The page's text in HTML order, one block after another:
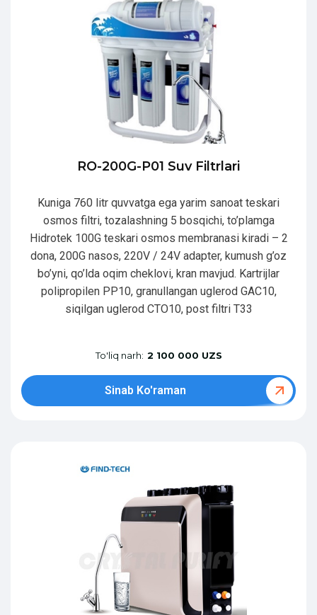
RO-200G-P01 Suv Filtrlari
Kuniga 760 litr quvvatga ega yarim sanoat teskari
osmos filtri, tozalashning 5 bosqichi, to’plamga
Hidrotek 100G teskari osmos membranasi kiradi – 2
dona, 200G nasos, 220V / 24V adapter, kumush g’oz
bo’yni, qo’lda oqim cheklovi, kran mavjud. Kartrijlar
polipropilen PP10, granullangan uglerod GAC10,
siqilgan uglerod CTO10, post filtri T33
To'liq narh: 2 100 000 UZS
Sinab Ko'raman